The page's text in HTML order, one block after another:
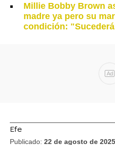
Millie Bobby Brown
madre ya pero su
condición:
Ad
Efe
Publicado: 22 de agosto de